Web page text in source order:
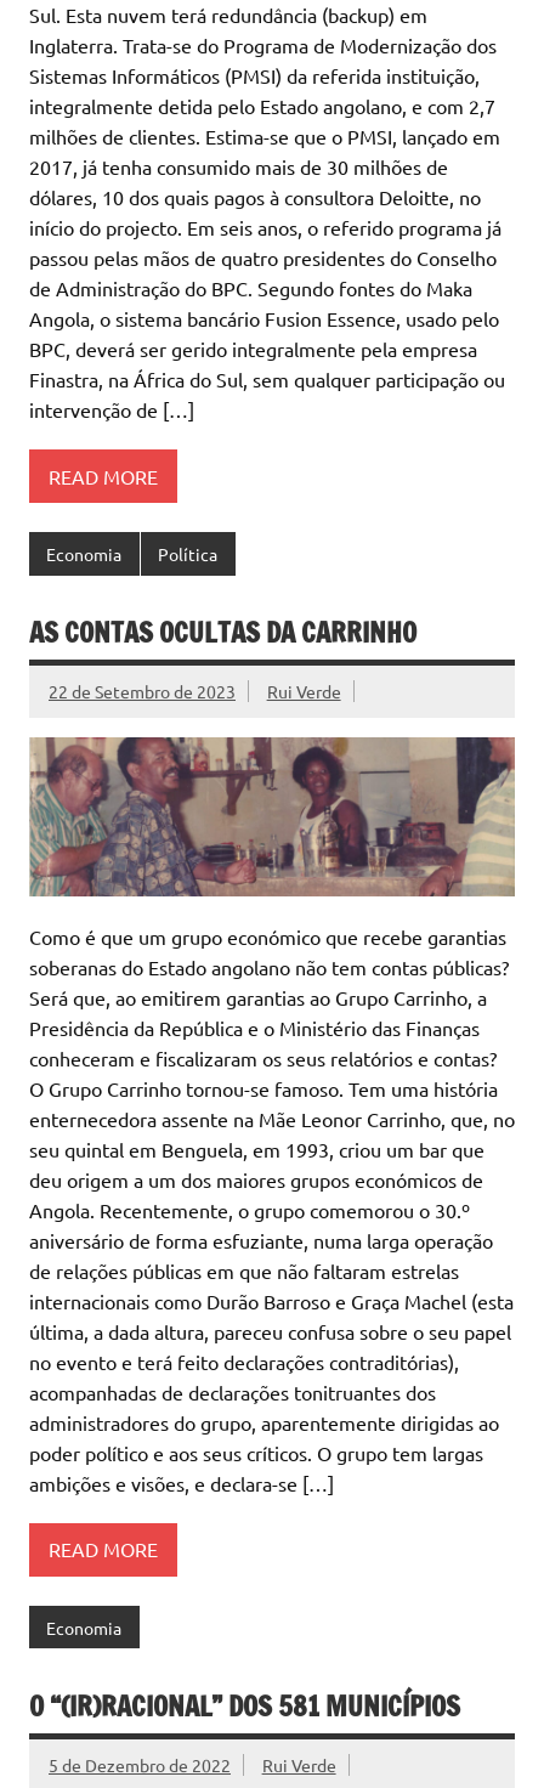
Sul. Esta nuvem terá redundância (backup) em
Inglaterra. Trata-se do Programa de Modernização dos
Sistemas Informáticos (PMSI) da referida instituição,
integralmente detida pelo Estado angolano, e com 2,7
milhões de clientes. Estima-se que o PMSI, lançado em
2017, já tenha consumido mais de 30 milhões de
dólares, 10 dos quais pagos à consultora Deloitte, no
início do projecto. Em seis anos, o referido programa já
passou pelas mãos de quatro presidentes do Conselho
de Administração do BPC. Segundo fontes do Maka
Angola, o sistema bancário Fusion Essence, usado pelo
BPC, deverá ser gerido integralmente pela empresa
Finastra, na África do Sul, sem qualquer participação ou
intervenção de […]
READ MORE
Economia Política
AS CONTAS OCULTAS DA CARRINHO
22 de Setembro de 2023 Rui Verde
Como é que um grupo económico que recebe garantias
soberanas do Estado angolano não tem contas públicas?
Será que, ao emitirem garantias ao Grupo Carrinho, a
Presidência da República e o Ministério das Finanças
conheceram e fiscalizaram os seus relatórios e contas?
O Grupo Carrinho tornou-se famoso. Tem uma história
enternecedora assente na Mãe Leonor Carrinho, que, no
seu quintal em Benguela, em 1993, criou um bar que
deu origem a um dos maiores grupos económicos de
Angola. Recentemente, o grupo comemorou o 30.º
aniversário de forma esfuziante, numa larga operação
de relações públicas em que não faltaram estrelas
internacionais como Durão Barroso e Graça Machel (esta
última, a dada altura, pareceu confusa sobre o seu papel
no evento e terá feito declarações contraditórias),
acompanhadas de declarações tonitruantes dos
administradores do grupo, aparentemente dirigidas ao
poder político e aos seus críticos. O grupo tem largas
ambições e visões, e declara-se […]
READ MORE
Economia
O “(IR)RACIONAL” DOS 581 MUNICÍPIOS
5 de Dezembro de 2022 Rui Verde